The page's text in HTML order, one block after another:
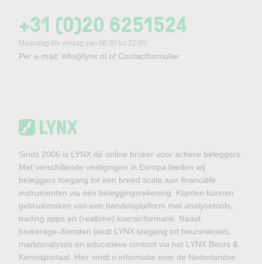
+31 (0)20 6251524
Maandag t/m vrijdag van 08:00 tot 22:00
Per e-mail: info@lynx.nl of Contactformulier
Sinds 2006 is LYNX dé online broker voor actieve beleggers.
Met verschillende vestigingen in Europa bieden wij
beleggers toegang tot een breed scala aan financiële
instrumenten via één beleggingsrekening. Klanten kunnen
gebruikmaken van een handelsplatform met analysetools,
trading apps en (realtime) koersinformatie. Naast
brokerage-diensten biedt LYNX toegang tot beursnieuws,
marktanalyses en educatieve content via het LYNX Beurs &
Kennisportaal. Hier vindt u informatie over de Nederlandse,